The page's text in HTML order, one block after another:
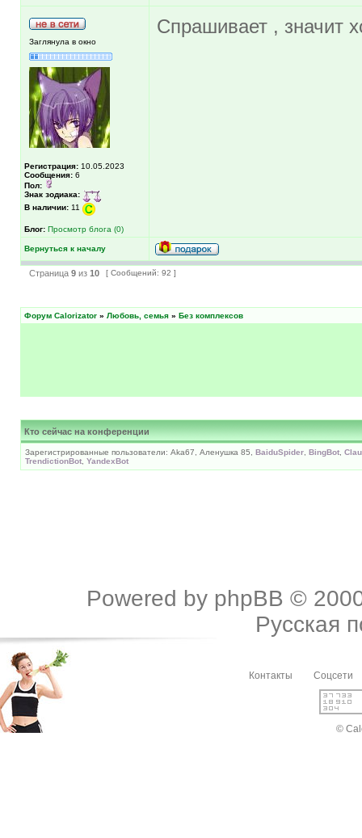
Заглянула в окно
Регистрация: 10.05.2023
Сообщения: 6
Пол:
Знак зодиака:
В наличии: 11
Блог: Просмотр блога (0)
Спрашивает , значит
Вернуться к началу
Страница 9 из 10 [ Сообщений: 92 ]
Форум Calorizator » Любовь, семья » Без комплексов
Кто сейчас на конференции
Зарегистрированные пользователи: Aka67, Аленушка 85, BaiduSpider BingBot
TrendictionBot YandexBot
Powered by phpBB ©
Русская
Контакты Соцсети
©